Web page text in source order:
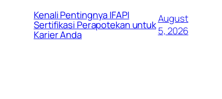
Kenali Pentingnya IFAPI
Sertifikasi Perapotekan untuk
Karier Anda
August
5, 2026